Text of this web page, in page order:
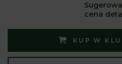
cena
KUP W